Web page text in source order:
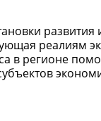
реалиям
в регионе